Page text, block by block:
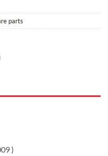
parts
)